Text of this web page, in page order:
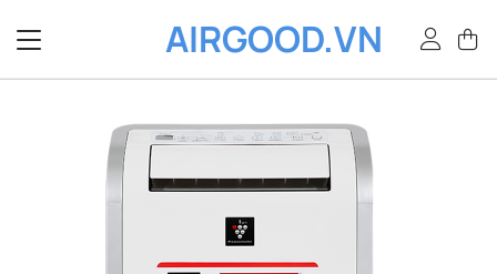
qua
dung
AIRGOOD.VN